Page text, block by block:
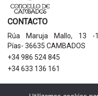
CONTACTO
Rúa Maruja Mallo, 13 -
Pías- 36635 CAMBADOS
+34 986 524 845
+34 633 136 161
AVISOS LEGAIS